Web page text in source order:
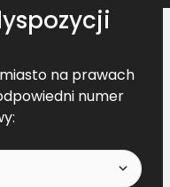
na prawach
numer